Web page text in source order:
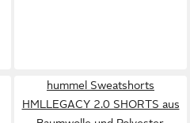
hummel Sweatshorts
HMLLEGACY 2.0 SHORTS aus